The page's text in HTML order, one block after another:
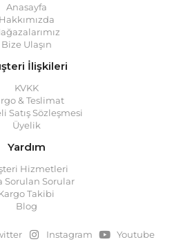
Anasayfa
Hakkımızda
Bize Ulaşın
İlişkileri
KVKK
& Teslimat
Satış Sözleşmesi
Üyelik
Yardım
Hizmetleri
Sorulan Sorular
Takibi
Blog
Instagram Youtube